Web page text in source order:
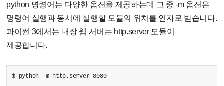
python 명령어는 다양한 옵션을 제공하는데 그 중 -m 옵션은
명령어 실행과 동시에 실행할 모듈의 위치를 인자로 받습니다.
파이썬 3에서는 내장 웹 서버는 http.server 모듈이
제공합니다.
$ python -m http.server 8080